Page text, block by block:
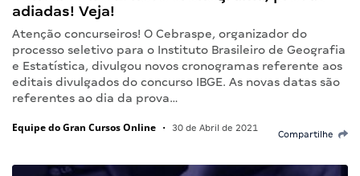
adiadas! Veja!
Atenção concurseiros! O Cebraspe, organizador do
processo seletivo para o Instituto Brasileiro de Geografia
e Estatística, divulgou novos cronogramas referente aos
editais divulgados do concurso IBGE. As novas datas são
referentes ao dia da prova…
Equipe do Gran Cursos Online • 30 de Abril de 2021
Compartilhe